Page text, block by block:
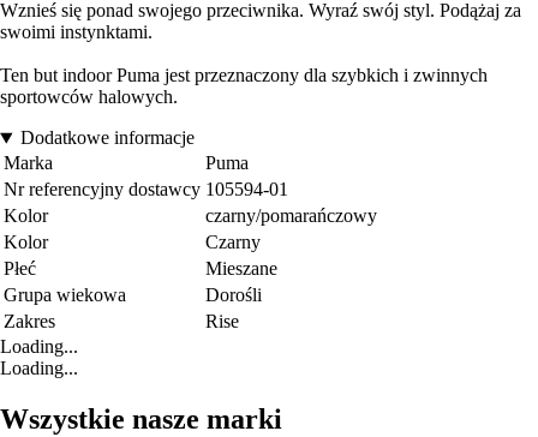
Wznieś się ponad swojego przeciwnika. Wyraź swój styl. Podążaj za
swoimi instynktami.
Ten but indoor Puma jest przeznaczony dla szybkich i zwinnych
sportowców halowych.
Dodatkowe informacje
Marka
Puma
Nr referencyjny dostawcy 105594-01
Kolor
czarny/pomarańczowy
Kolor
Czarny
Płeć
Mieszane
Grupa wiekowa
Dorośli
Zakres
Rise
Loading...
Loading...
Wszystkie nasze marki